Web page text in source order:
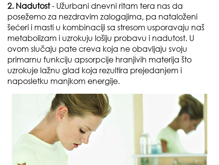
2. Nadutost- Užurbani dnevni ritam tera nas da
posežemo za nezdravim zalogajima, pa nataloženi
šećeri i masti u kombinaciji sa stresom usporavaju naš
metabolizam i uzrokuju lošiju probavu i nadutost. U
ovom slučaju pate creva koja ne obavljaju svoju
primarnu funkciju apsorpcije hranjivih materija što
uzrokuje lažnu glad koja rezultira prejedanjem i
naposletku manjkom energije.